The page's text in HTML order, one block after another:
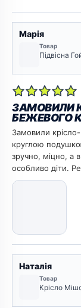
Марія
Товар
Підвісна
ЗАМОВИЛИ
БЕЖЕВОГО
Замовили
круглою
зручно, міцно, а
особливо діти.
Наталія
Товар
Крісло